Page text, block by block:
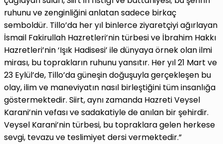
ruhunu ve zenginliğini anlatan sadece birkaç
semboldür. Tillo’da her yıl binlerce ziyaretçiyi ağırlayan
İsmail Fakirullah Hazretleri’nin türbesi ve İbrahim Hakkı
Hazretleri’nin ‘Işık Hadisesi’ ile dünyaya örnek olan ilmi
mirası, bu toprakların ruhunu yansıtır. Her yıl 21 Mart ve
23 Eylül’de, Tillo’da güneşin doğuşuyla gerçekleşen bu
olay, ilim ve maneviyatın nasıl birleştiğini tüm insanlığa
göstermektedir. Siirt, aynı zamanda Hazreti Veysel
Karani’nin vefası ve sadakatiyle de anılan bir şehirdir.
Veysel Karani’nin türbesi, bu topraklara gelen herkese
sevgi, tevazu ve teslimiyet dersi vermektedir.”